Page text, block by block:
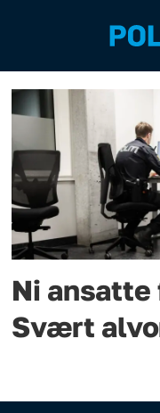
Emne:
christine
otterstad
Ni ansatte
Svært